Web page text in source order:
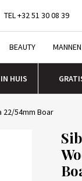
TEL +32 51 30 08 39
BEAUTY MANNEN
HUIS
22/54mm Boar